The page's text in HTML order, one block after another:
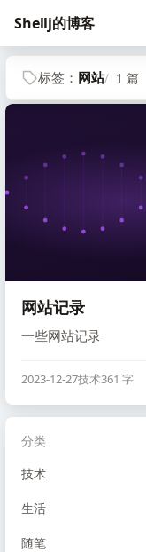
Shellj的博客
分类
技术
生活
随笔
标签： 网站 1 篇
网站记录
一些网站记录
2023-12-27技术361 字